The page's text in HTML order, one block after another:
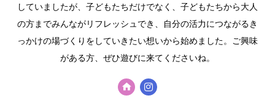
していましたが、子どもたちだけでなく、子どもたちから大人
の方までみんながリフレッシュでき、自分の活力につながるき
っかけの場づくりをしていきたい想いから始めました。ご興味
がある方、ぜひ遊びに来てくださいね。